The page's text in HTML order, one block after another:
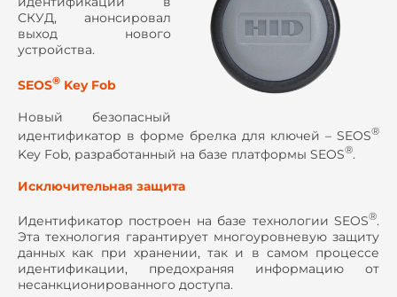
СКУД, анонсировал
выход нового
устройства.
SEOS® Key Fob
Новый безопасный
идентификатор в форме брелка для ключей – SEOS®
Key Fob, разработанный на базе платформы SEOS®.
Исключительная защита
Идентификатор построен на базе технологии SEOS®.
Эта технология гарантирует многоуровневую защиту
данных как при хранении, так и в самом процессе
идентификации, предохраняя информацию от
несанкционированного доступа.